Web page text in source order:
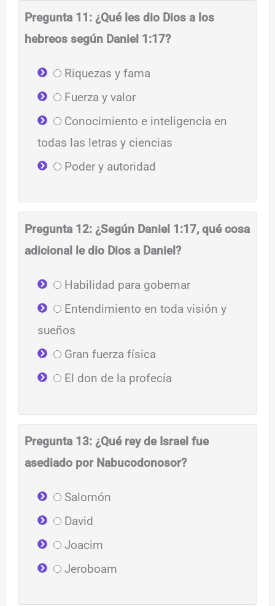
Pregunta 11: ¿Qué les dio Dios a los
hebreos según Daniel 1:17?
Riquezas y fama
Fuerza y valor
Conocimiento e inteligencia en
todas las letras y ciencias
Poder y autoridad
Pregunta 12: ¿Según Daniel 1:17, qué cosa
adicional le dio Dios a Daniel?
Habilidad para gobernar
Entendimiento en toda visión y
sueños
Gran fuerza física
El don de la profecía
Pregunta 13: ¿Qué rey de Israel fue
asediado por Nabucodonosor?
Salomón
David
Joacim
Jeroboam